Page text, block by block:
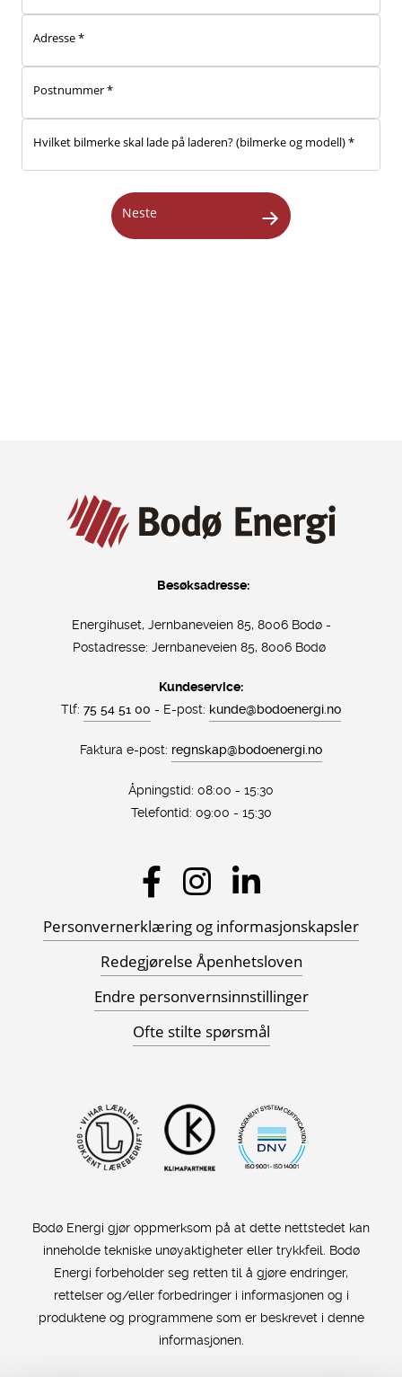
Adresse *
Postnummer *
Hvilket bilmerke skal lade på laderen? (bilmerke og modell) *
Neste
Besøksadresse:
Energihuset, Jernbaneveien 85, 8006 Bodø -
Postadresse: Jernbaneveien 85, 8006 Bodø
Kundeservice:
Tlf: 75 54 51 00 - E-post: kunde@bodoenergi.no
Faktura e-post: regnskap@bodoenergi.no
Åpningstid: 08:00 - 15:30
Telefontid: 09:00 - 15:30
Personvernerklæring og informasjonskapsler
Redegjørelse Åpenhetsloven
Endre personvernsinnstillinger
Ofte stilte spørsmål
Bodø Energi gjør oppmerksom på at dette nettstedet kan
inneholde tekniske unøyaktigheter eller trykkfeil. Bodø
Energi forbeholder seg retten til å gjøre endringer,
rettelser og/eller forbedringer i informasjonen og i
produktene og programmene som er beskrevet i denne
informasjonen.